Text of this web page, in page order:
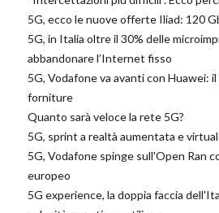
5G, ecco le nuove offerte Iliad: 120
5G, in Italia oltre il 30% delle
abbandonare l’Internet fisso
5G, Vodafone va avanti con Huawei:
forniture
Quanto sarà veloce la rete 5G?
5G, sprint a realtà aumentata e
5G, Vodafone spinge sull'Open Ran
europeo
5G experience, la doppia faccia